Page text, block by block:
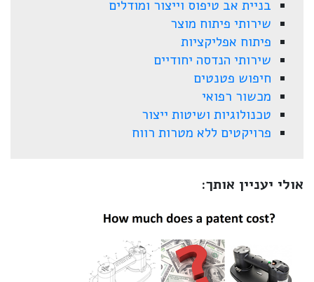
בניית אב טיפוס וייצור ומודלים
שירותי פיתוח מוצר
פיתוח אפליקציות
שירותי הנדסה יחודיים
חיפוש פטנטים
מכשור רפואי
טכנולוגיות ושיטות ייצור
פרויקטים ללא מטרות רווח
אולי יעניין אותך: